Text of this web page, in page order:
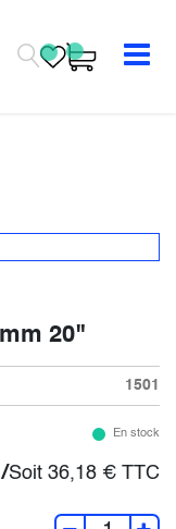
20"
1501
En stock
Soit 36,18 € TTC